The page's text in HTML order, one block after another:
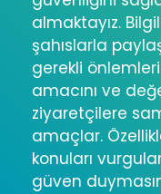
almaktayız.
şahıslarla
gerekli
amacını ve
ziyaretçilere
amaçlar.
konuları
güven